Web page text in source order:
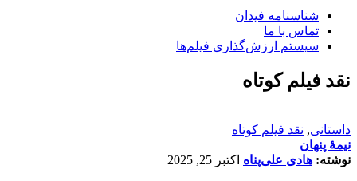
شناسنامه فیدان
تماس با ما
سیستم ارزش‌گذاری فیلم‌ها
نقد فیلم کوتاه
داستانی, نقد فیلم کوتاه
نیمۀ پنهان
نوشته: هادی علی‌پناه اکتبر 25, 2025